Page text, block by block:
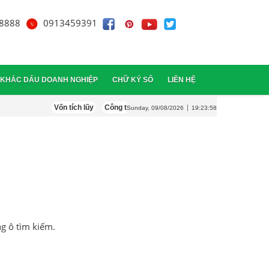
0913459391
giấy phép kinh doanh
KHẮC DẤU DOANH NGHIỆP CHỮ KÝ SỐ LIÊN HỆ
Vốn tích lũy Công ty hợp danh Công ty mới thành lập cần
Sunday, 09/08/2026 19:23:58
ô tìm kiếm.